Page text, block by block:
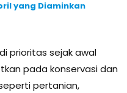
yang Diaminkan
prioritas sejak awal
pada konservasi dan
pertanian,